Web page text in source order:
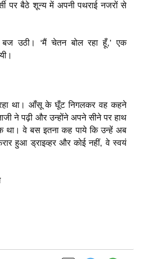
पर बैठे शून्य में अपनी पथराई नजरों से
उठी। ‘मैं चेतन बोल रहा हूँ,’ एक
था। आँसू के घूँट निगलकर वह कहने
ने पढ़ी और उन्होंने अपने सीने पर हाथ
था। वे बस इतना कह पाये कि उन्हें अब
हुआ ड्राइव्हर और कोई नहीं, वे स्वयं